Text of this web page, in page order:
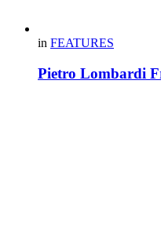
in FEATURES
Pietro Lombardi